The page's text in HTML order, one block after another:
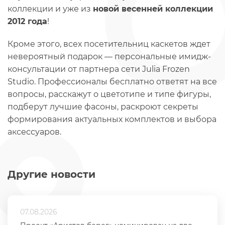
Другие новости
07.08.2026
коллекции и уже из новой весенней коллекции
2012 года!
Кроме этого, всех посетительниц каскетов ждет
невероятный подарок — персональные имидж-
консультации от партнера сети Julia Frozen
Studio. Профессионалы бесплатно ответят на все
вопросы, расскажут о цветотипе и типе фигуры,
подберут лучшие фасоны, раскроют секреты
формирования актуальных комплектов и выбора
аксессуаров.